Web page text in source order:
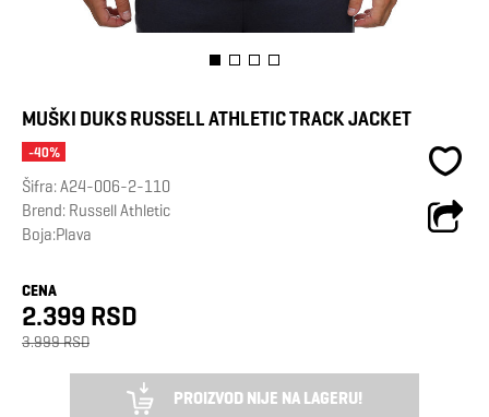
MUŠKI DUKS RUSSELL ATHLETIC TRACK JACKET
-40%
Šifra:A24-006-2-110
Brend: Russell Athletic
Boja:Plava
CENA
2.399 RSD
3.999 RSD
PROIZVOD NIJE NA LAGERU!